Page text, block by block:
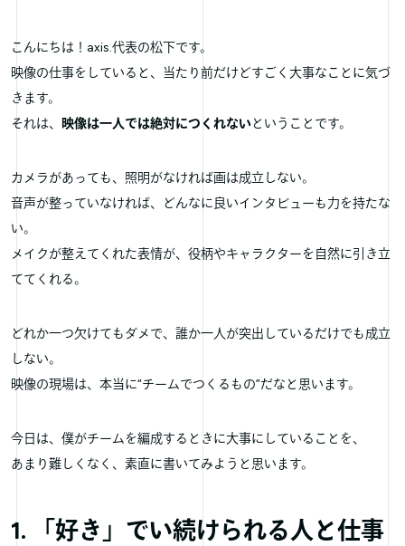
こんにちは！axis.代表の松下です。
映像の仕事をしていると、当たり前だけどすごく大事なことに気づ
きます。
それは、
映像は一人では絶対につくれないということです。
カメラがあっても、照明がなければ画は成立しない。
音声が整っていなければ、どんなに良いインタビューも力を持たな
い。
メイクが整えてくれた表情が、役柄やキャラクターを自然に引き立
ててくれる。
どれか一つ欠けてもダメで、誰か一人が突出しているだけでも成立
しない。
映像の現場は、本当に“チームでつくるもの”だなと思います。
今日は、僕がチームを編成するときに大事にしていることを、
あまり難しくなく、素直に書いてみようと思います。
1. 「好き」でい続けられる人と仕事